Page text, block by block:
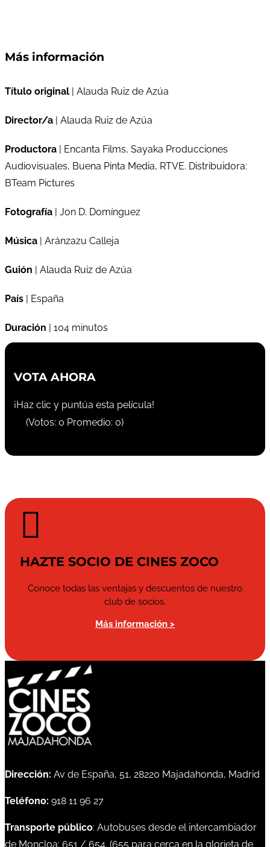
Más información
Título original | Alauda Ruiz de Azúa
Director/a | Alauda Ruiz de Azúa
Productora | Encanta Films, Sayaka Producciones
Audiovisuales, Buena Pinta Media, RTVE. Distribuidora:
BTeam Pictures
Fotografía | Jon D. Domínguez
Música | Aránzazu Calleja
Guión | Alauda Ruiz de Azúa
País | España
Duración | 104 minutos
VOTA AHORA
¡Haz clic y puntúa esta película!
(Votos: 0 Promedio: 0)

HAZTE SOCIO DE CINES ZOCO
Conoce todas las ventajas y descuentos de nuestro
club de socios.
Más información >
Dirección: Av de España, 51, 28220 Majadahonda, Madrid
Teléfono: 918 11 96 27
Transporte público: Autobuses desde el intercambiador
de Moncloa: 651 / 654. (655 para cerca en la glorieta de